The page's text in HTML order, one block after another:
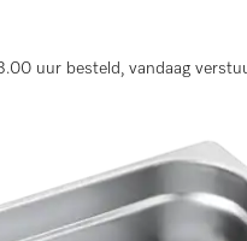
uur besteld, vandaag